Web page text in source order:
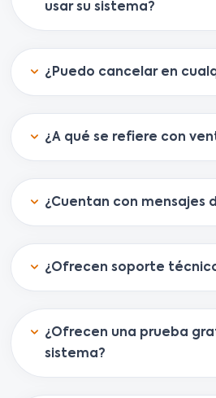
usar su sistema?
¿Puedo cancelar en
¿A qué se refiere con
¿Cuentan con mensajes
¿Ofrecen soporte
¿Ofrecen una prueba
sistema?